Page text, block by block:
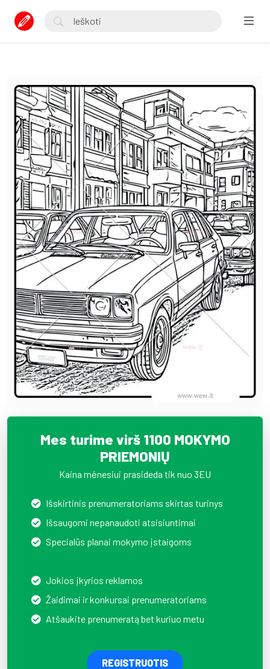
Mes turime virš 1100 MOKYMO
PRIEMONIŲ
Kaina mėnesiui prasideda tik nuo 3EU
Išskirtinis prenumeratoriams skirtas turinys
Išsaugomi nepanaudoti atsisiuntimai
Specialūs planai mokymo įstaigoms
Jokios įkyrios reklamos
Žaidimai ir konkursai prenumeratoriams
Atšaukite prenumeratą bet kuriuo metu
REGISTRUOTIS